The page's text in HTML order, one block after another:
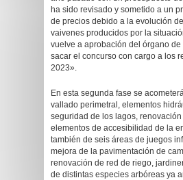
ha sido revisado y sometido a un
de precios debido a la evolución
vaivenes producidos por la
vuelve a aprobación del órgano
sacar el concurso con cargo a los
2023».
En esta segunda fase se
vallado perimetral, elementos
seguridad de los lagos,
elementos de accesibilidad de la
también de seis áreas de juegos
mejora de la pavimentación de
renovación de red de riego,
de distintas especies arbóreas ya